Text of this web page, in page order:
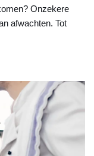
Onzekere
afwachten. Tot